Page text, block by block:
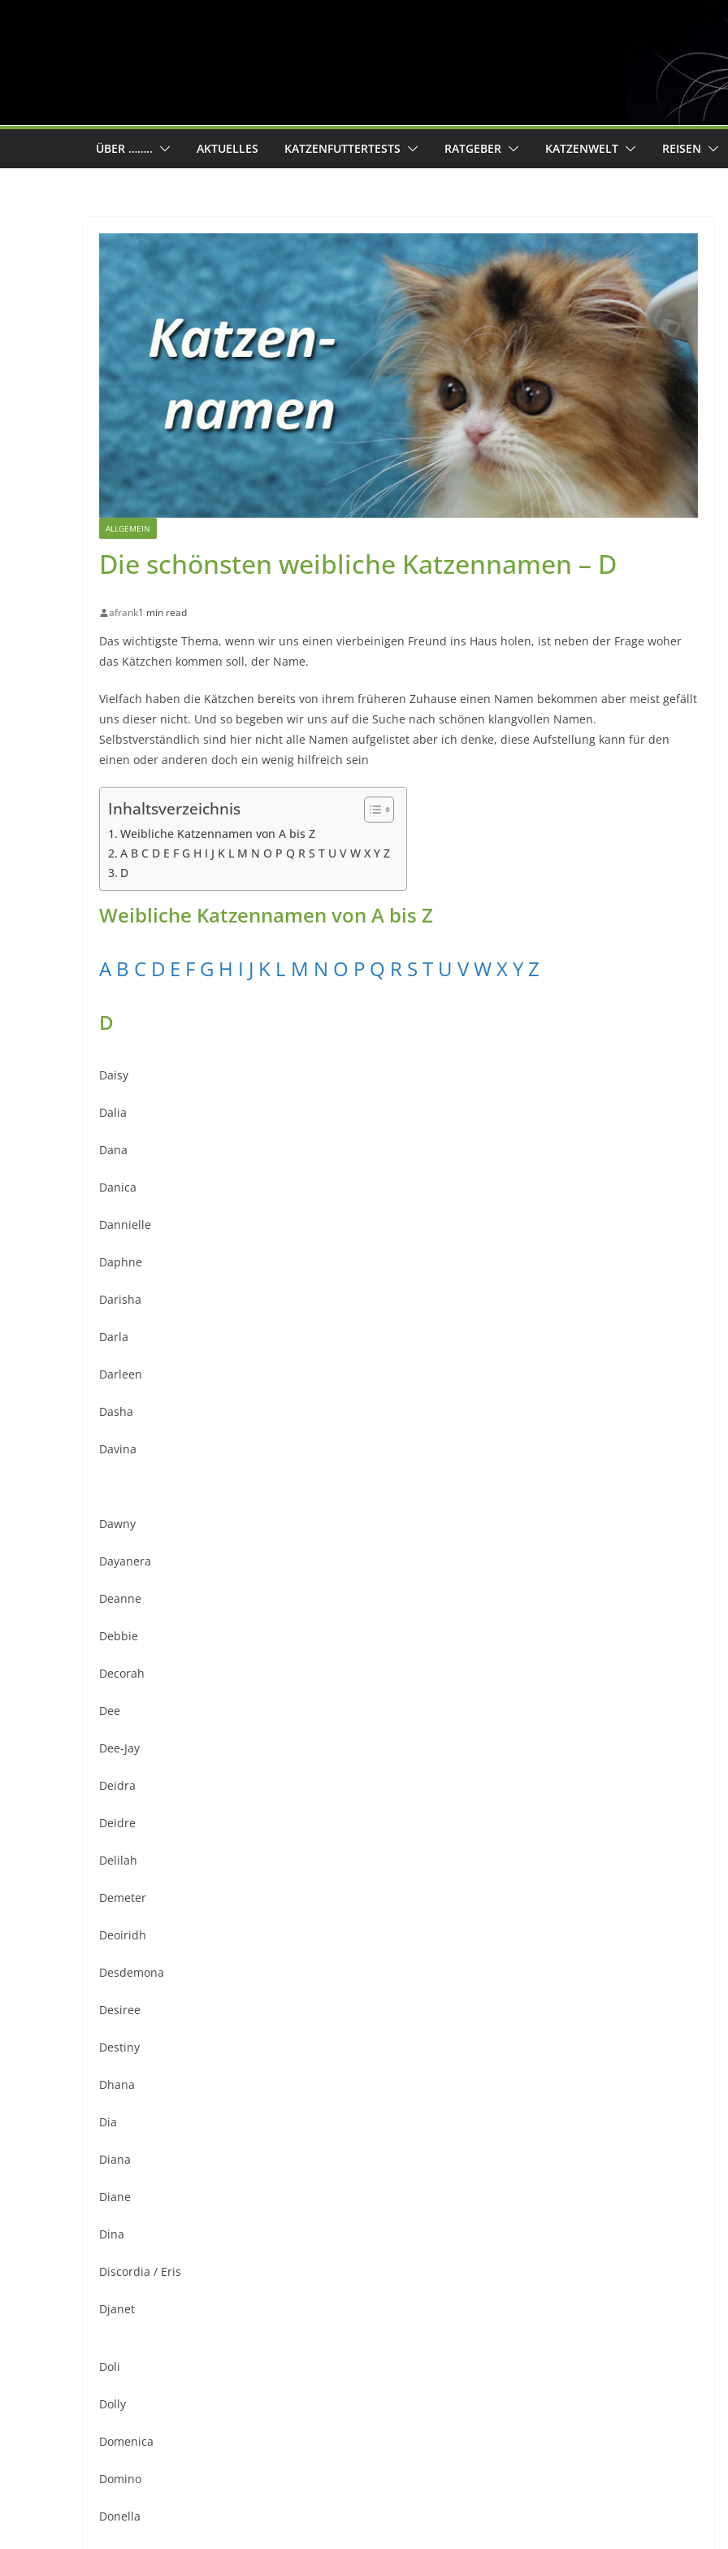
ÜBER …….. AKTUELLES KATZENFUTTERTESTS RATGEBER KATZENWELT REISEN
ALLGEMEIN
Die schönsten weibliche Katzennamen – D
afrank1 min read
Das wichtigste Thema, wenn wir uns einen vierbeinigen Freund ins Haus holen, ist neben der Frage woher
das Kätzchen kommen soll, der Name.
Vielfach haben die Kätzchen bereits von ihrem früheren Zuhause einen Namen bekommen aber meist gefällt
uns dieser nicht. Und so begeben wir uns auf die Suche nach schönen klangvollen Namen.
Selbstverständlich sind hier nicht alle Namen aufgelistet aber ich denke, diese Aufstellung kann für den
einen oder anderen doch ein wenig hilfreich sein
Inhaltsverzeichnis
Weibliche Katzennamen von A bis Z
A B C D E F G H I J K L M N O P Q R S T U V W X Y Z
D
Weibliche Katzennamen von A bis Z
A B C D E F G H I J K L M N O P Q R S T U VWXY Z
D
Daisy
Dalia
Dana
Danica
Dannielle
Daphne
Darisha
Darla
Darleen
Dasha
Davina
Dawny
Dayanera
Deanne
Debbie
Decorah
Dee
Dee-Jay
Deidra
Deidre
Delilah
Demeter
Deoiridh
Desdemona
Desiree
Destiny
Dhana
Dia
Diana
Diane
Dina
Discordia / Eris
Djanet
Doli
Dolly
Domenica
Domino
Donella